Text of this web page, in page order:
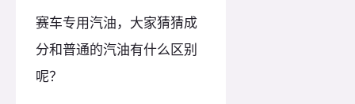
赛车专用汽油，大家猜猜成
分和普通的汽油有什么区别
呢？